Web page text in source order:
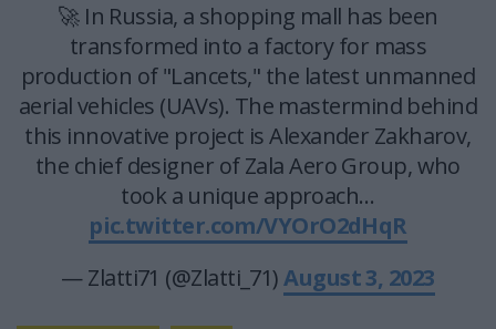
🚀 In Russia, a shopping mall has been
transformed into a factory for mass
production of "Lancets," the latest unmanned
aerial vehicles (UAVs). The mastermind behind
this innovative project is Alexander Zakharov,
the chief designer of Zala Aero Group, who
took a unique approach…
pic.twitter.com/VYOrO2dHqR
— Zlatti71 (@Zlatti_71)August 3, 2023